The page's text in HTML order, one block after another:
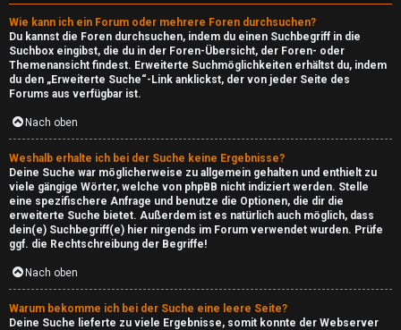
Wie kann ich ein Forum oder mehrere Foren durchsuchen?
Du kannst die Foren durchsuchen, indem du einen Suchbegriff in die
Suchbox eingibst, die du in der Foren-Übersicht, der Foren- oder
Themenansicht findest. Erweiterte Suchmöglichkeiten erhältst du, indem
du den „Erweiterte Suche“-Link anklickst, der von jeder Seite des
Forums aus verfügbar ist.
Nach oben
Weshalb erhalte ich bei der Suche keine Ergebnisse?
Deine Suche war möglicherweise zu allgemein gehalten und enthielt zu
viele gängige Wörter, welche von phpBB nicht indiziert werden. Stelle
eine spezifischere Anfrage und benutze die Optionen, die dir die
erweiterte Suche bietet. Außerdem ist es natürlich auch möglich, dass
dein(e) Suchbegriff(e) hier nirgends im Forum verwendet wurden. Prüfe
ggf. die Rechtschreibung der Begriffe!
Nach oben
Warum bekomme ich bei der Suche eine leere Seite?
Deine Suche lieferte zu viele Ergebnisse, somit konnte der Webserver
t
r
o
s
t
a
t
i
o
n